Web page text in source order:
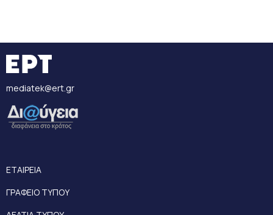
mediatek@ert.gr
ΕΤΑΙΡΕΙΑ
ΓΡΑΦΕΙΟ ΤΥΠΟΥ